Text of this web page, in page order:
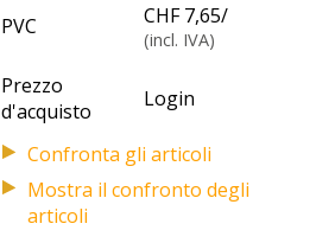
PVC CHF 7,65/
(incl. IVA)
Prezzo
d'acquisto
Login
Mostra il confronto degli
articoli